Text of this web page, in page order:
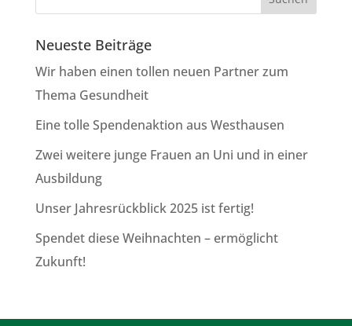
Neueste Beiträge
Wir haben einen tollen neuen Partner zum
Thema Gesundheit
Eine tolle Spendenaktion aus Westhausen
Zwei weitere junge Frauen an Uni und in einer
Ausbildung
Unser Jahresrückblick 2025 ist fertig!
Spendet diese Weihnachten – ermöglicht
Zukunft!